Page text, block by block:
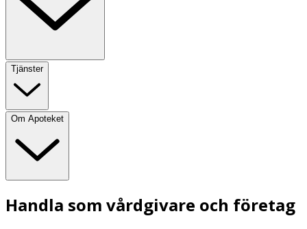
Tjänster
Om Apoteket
Handla som vårdgivare och företag